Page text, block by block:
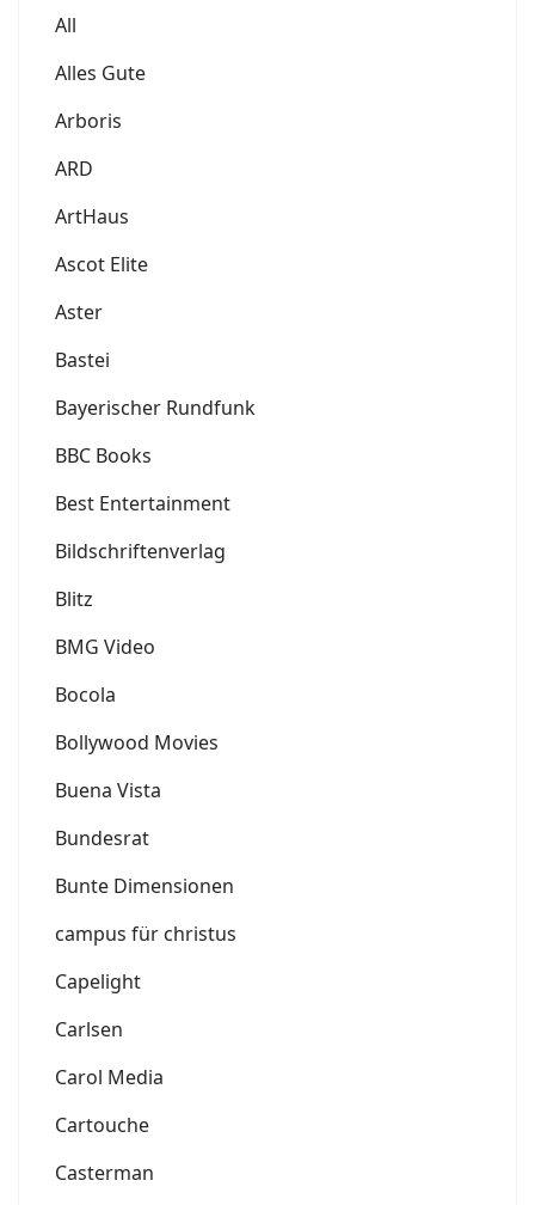
All
Alles Gute
Arboris
ARD
ArtHaus
Ascot Elite
Aster
Bastei
Bayerischer Rundfunk
BBC Books
Best Entertainment
Bildschriftenverlag
Blitz
BMG Video
Bocola
Bollywood Movies
Buena Vista
Bundesrat
Bunte Dimensionen
campus für christus
Capelight
Carlsen
Carol Media
Cartouche
Casterman